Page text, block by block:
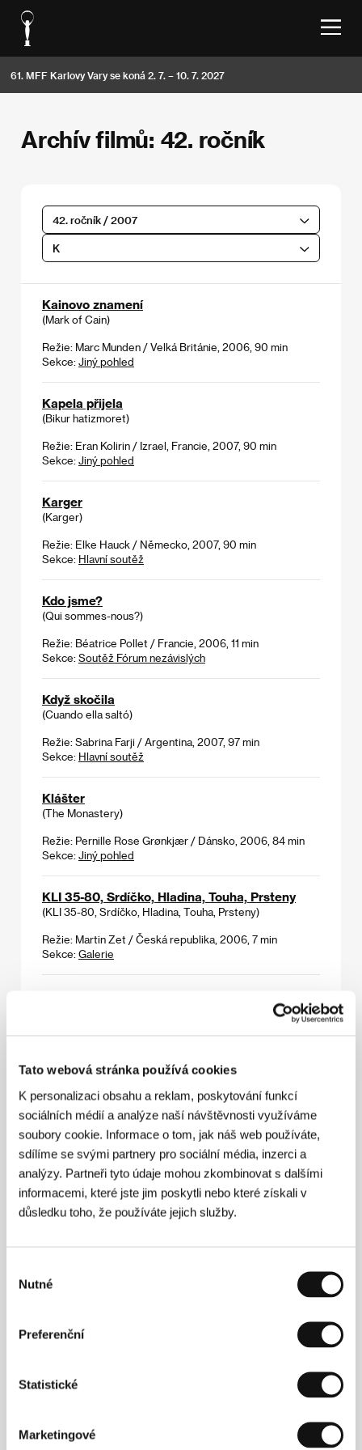
Tato webová stránka používá cookies
K personalizaci obsahu a reklam, poskytování funkcí
sociálních médií a analýze naší návštěvnosti využíváme
soubory cookie. Informace o tom, jak náš web používáte,
sdílíme se svými partnery pro sociální média, inzerci a
analýzy. Partneři tyto údaje mohou zkombinovat s dalšími
informacemi, které jste jim poskytli nebo které získali v
důsledku toho, že používáte jejich služby.
souhlasu
Nutné
Preferenční
Statistické
Marketingové
61. MFF Karlovy Vary se koná 2. 7. – 10. 7. 2027
Archív filmů: 42. ročník
42. ročník / 2007
K
Kainovo znamení
(Mark of Cain)
Režie: Marc Munden / Velká Británie, 2006, 90 min
Sekce: Jiný pohled
Kapela přijela
(Bikur hatizmoret)
Režie: Eran Kolirin / Izrael, Francie, 2007, 90 min
Sekce: Jiný pohled
Karger
(Karger)
Režie: Elke Hauck / Německo, 2007, 90 min
Sekce: Hlavní soutěž
Kdo jsme?
(Qui sommes-nous?)
Režie: Béatrice Pollet / Francie, 2006, 11 min
Sekce: Soutěž Fórum nezávislých
Když skočila
(Cuando ella saltó)
Režie: Sabrina Farji / Argentina, 2007, 97 min
Sekce: Hlavní soutěž
Klášter
(The Monastery)
Režie: Pernille Rose Grønkjær / Dánsko, 2006, 84 min
Sekce: Jiný pohled
KLI 35-80, Srdíčko, Hladina, Touha, Prsteny
(KLI 35-80, Srdíčko, Hladina, Touha, Prsteny)
Režie: Martin Zet / Česká republika, 2006, 7 min
Sekce: Galerie
K princeznám se nečuchá
(K princeznám se nečuchá)
Režie: / Československo, 1966, 15 min
Sekce:Pocta Břetislavu Pojarovi
Krásná dodnes
(Belle toujours)